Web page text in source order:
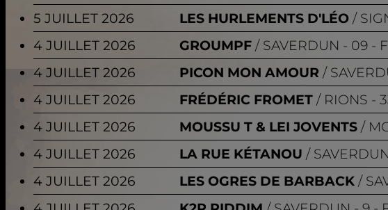
5 JUILLET 2026
LES HURLEMENTS D'LÉO
4 JUILLET 2026
GROUMPF SAVERDUN - 09 -
4 JUILLET 2026
PICON MON AMOUR
4 JUILLET 2026
FRÉDÉRIC FROMET RIONS -
4 JUILLET 2026
MOUSSU T & LEI JOVENTS
4 JUILLET 2026
LA RUE KÉTANOU SAVERDUN
4 JUILLET 2026
LES OGRES DE BARBACK